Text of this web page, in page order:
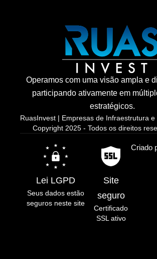
Operamos com uma visão ampla e
participando ativamente em
estratégicos.
RuasInvest | Empresas de Infraestrutura
Copyright 2025 - Todos os direitos
Lei LGPD
Seus dados estão
seguros neste site
Site
seguro
Certificado
SSL ativo
Criado